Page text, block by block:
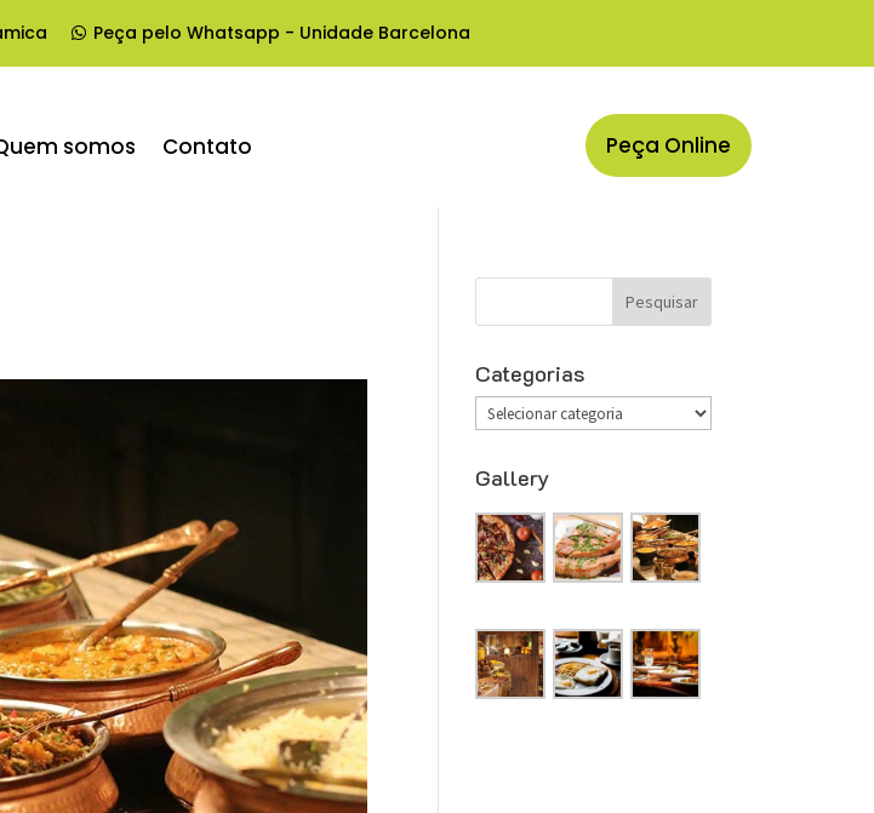
Peça pelo Whatsapp - Unidade Barcelona
somos Contato Peça Online
Categorias
Categorias
Gallery